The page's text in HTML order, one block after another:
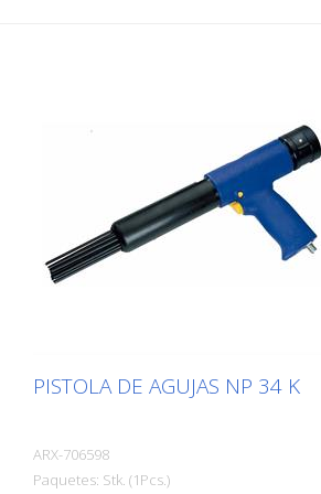
lbs) Consumo de aire: 125 L/min. (4,4 cfm)
Agujas de 3 mm: 28 piezas Presión de
aire: máx. 7 bar (100 psi) Conexión: G 3/8
'' Niveles de ruido: 109 dB (A)
PISTOLA DE AGUJAS NP 34 K
ARX-706598
Paquetes: Stk. (1Pcs.)